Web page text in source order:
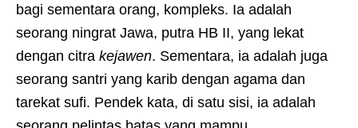
bagi sementara orang, kompleks. Ia adalah
seorang ningrat Jawa, putra HB II, yang lekat
dengan citra kejawen. Sementara, ia adalah juga
seorang santri yang karib dengan agama dan
tarekat sufi. Pendek kata, di satu sisi, ia adalah